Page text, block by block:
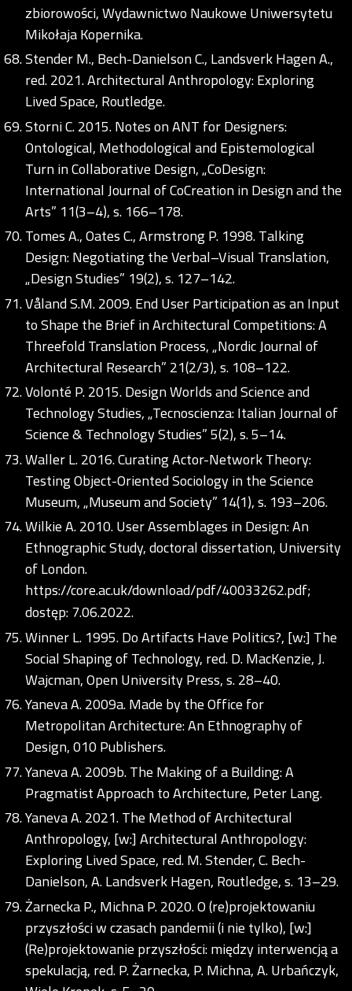
zbiorowości, Wydawnictwo Naukowe Uniwersytetu
Mikołaja Kopernika.
Stender M., Bech-Danielson C., Landsverk Hagen A.,
red. 2021. Architectural Anthropology: Exploring
Lived Space, Routledge.
Storni C. 2015. Notes on ANT for Designers:
Ontological, Methodological and Epistemological
Turn in Collaborative Design, „CoDesign:
International Journal of CoCreation in Design and the
Arts” 11(3–4), s. 166–178.
Tomes A., Oates C., Armstrong P. 1998. Talking
Design: Negotiating the Verbal–Visual Translation,
„Design Studies” 19(2), s. 127–142.
Våland S.M. 2009. End User Participation as an Input
to Shape the Brief in Architectural Competitions: A
Threefold Translation Process, „Nordic Journal of
Architectural Research” 21(2/3), s. 108–122.
Volonté P. 2015. Design Worlds and Science and
Technology Studies, „Tecnoscienza: Italian Journal of
Science & Technology Studies” 5(2), s. 5–14.
Waller L. 2016. Curating Actor-Network Theory:
Testing Object-Oriented Sociology in the Science
Museum, „Museum and Society” 14(1), s. 193–206.
Wilkie A. 2010. User Assemblages in Design: An
Ethnographic Study, doctoral dissertation, University
of London.
https://core.ac.uk/download/pdf/40033262.pdf;
dostęp: 7.06.2022.
Winner L. 1995. Do Artifacts Have Politics?, [w:] The
Social Shaping of Technology, red. D. MacKenzie, J.
Wajcman, Open University Press, s. 28–40.
Yaneva A. 2009a. Made by the Office for
Metropolitan Architecture: An Ethnography of
Design, 010 Publishers.
Yaneva A. 2009b. The Making of a Building: A
Pragmatist Approach to Architecture, Peter Lang.
Yaneva A. 2021. The Method of Architectural
Anthropology, [w:] Architectural Anthropology:
Exploring Lived Space, red. M. Stender, C. Bech-
Danielson, A. Landsverk Hagen, Routledge, s. 13–29.
Żarnecka P., Michna P. 2020. O (re)projektowaniu
przyszłości w czasach pandemii (i nie tylko), [w:]
(Re)projektowanie przyszłości: między interwencją a
spekulacją, red. P. Żarnecka, P. Michna, A. Urbańczyk,